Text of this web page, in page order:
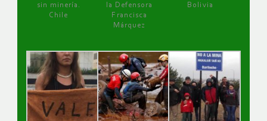
sin minería.
Chile
la Defensora
Francisca
Márquez
Bolivia